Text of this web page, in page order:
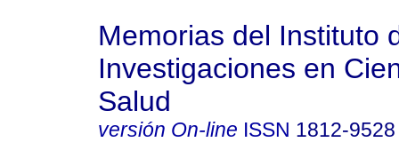
Memorias del Instituto
Investigaciones en
Salud
versión On-line ISSN 1812-9528